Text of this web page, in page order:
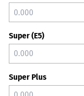
Super (E5)
Super Plus